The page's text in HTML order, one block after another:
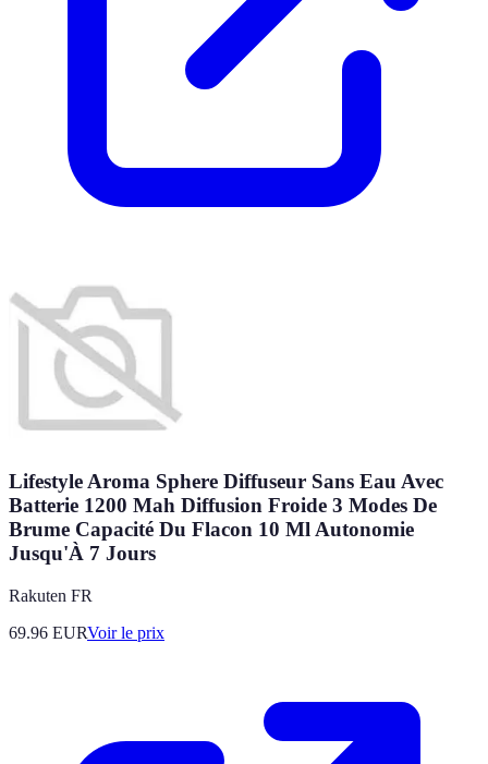
Lifestyle Aroma Sphere Diffuseur Sans Eau Avec
Batterie 1200 Mah Diffusion Froide 3 Modes De
Brume Capacité Du Flacon 10 Ml Autonomie
Jusqu'À 7 Jours
Rakuten FR
69.96 EURVoir le prix